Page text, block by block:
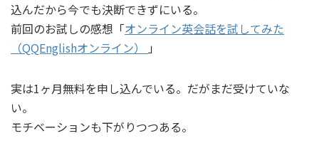
込んだから今でも決断できずにいる。
前回のお試しの感想「オンライン英会話を試してみた
（QQEnglishオンライン）
」
実は1ヶ月無料を申し込んでいる。だがまだ受けていな
い。
モチベーションも下がりつつある。